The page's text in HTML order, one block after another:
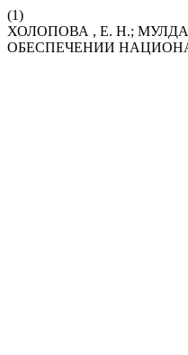
(1)
ХОЛОПОВА , Е. Н.;
ОБЕСПЕЧЕНИИ